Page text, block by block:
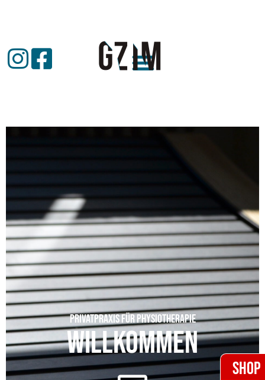
PRIVATPRAXIS FÜR PHYSIOTHERAPIE
WILLKOMMEN
SHOP